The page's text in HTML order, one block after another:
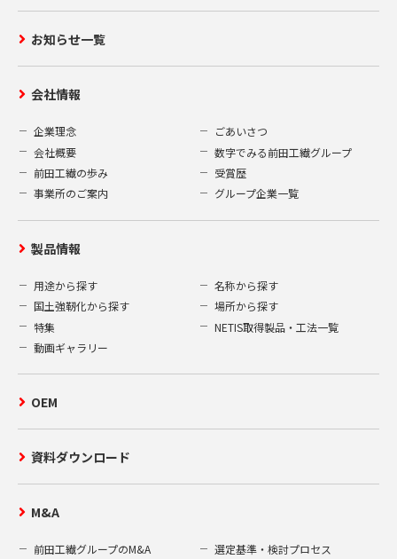
お知らせ一覧
会社情報
企業理念
ごあいさつ
会社概要
数字でみる前田工繊グループ
前田工繊の歩み
受賞歴
事業所のご案内
グループ企業一覧
製品情報
用途から探す
名称から探す
国土強靭化から探す
場所から探す
特集
NETIS取得製品・工法一覧
動画ギャラリー
OEM
資料ダウンロード
M&A
前田工繊グループのM&A
選定基準・検討プロセス